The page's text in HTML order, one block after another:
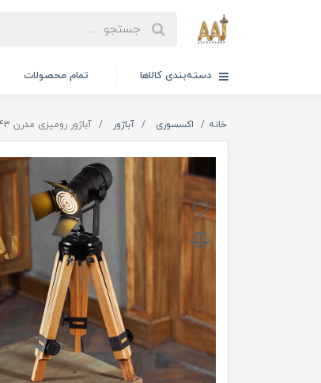
دسته‌بندی کالاها تمام محصولات
خانه اکسسوری آباژور آباژور رومیزی مدرن AFR1143